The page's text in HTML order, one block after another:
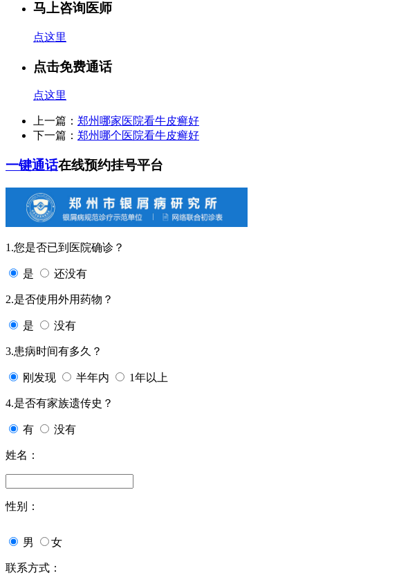
马上咨询医师
点这里
点击免费通话
点这里
上一篇： 郑州哪家医院看牛皮癣好
下一篇： 郑州哪个医院看牛皮癣好
一键通话在线预约挂号平台
1.您是否已到医院确诊？
是 还没有
2.是否使用外用药物？
是 没有
3.患病时间有多久？
刚发现 半年内 1年以上
4.是否有家族遗传史？
有 没有
姓名：
性别：
男 女
联系方式：